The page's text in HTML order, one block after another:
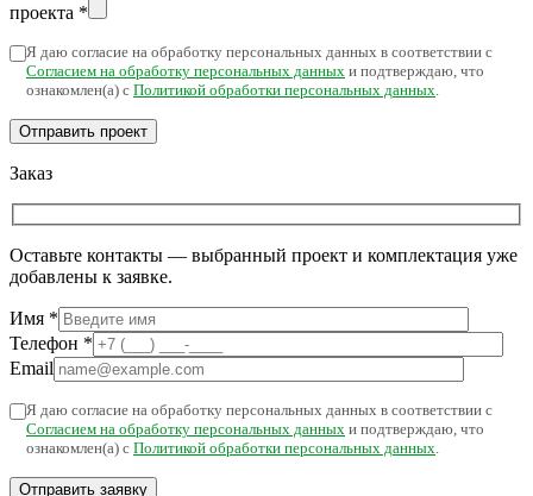
проекта *
Я даю согласие на обработку персональных данных в соответствии с
Согласием на обработку персональных данных и подтверждаю, что
ознакомлен(а) с Политикой обработки персональных данных.
Заказ
Оставьте контакты — выбранный проект и комплектация уже
добавлены к заявке.
Имя *
Телефон *
Email
Я даю согласие на обработку персональных данных в соответствии с
Согласием на обработку персональных данных и подтверждаю, что
ознакомлен(а) с Политикой обработки персональных данных.